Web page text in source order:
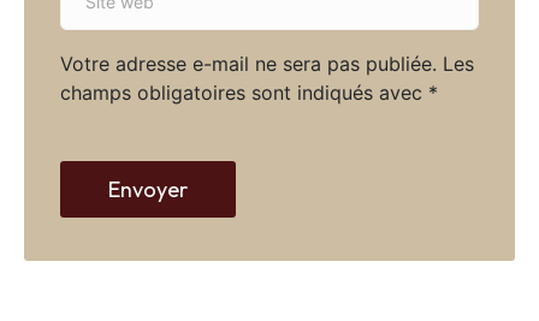
Votre adresse e-mail ne sera pas publiée. Les
champs obligatoires sont indiqués avec *
l
*
e
w
b
Envoyer